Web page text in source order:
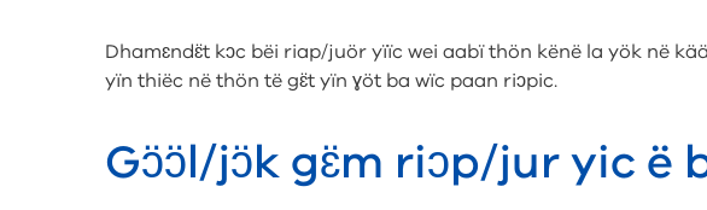
Dhamɛndɛ̈t kɔc bëi riap/juör yïïc wei aabï thön kënë la yök në
yïn thiëc në thön të gɛ̈t yïn ɣöt ba wïc paan riɔpic.
Gɔ̈ɔ̈l/jɔ̈k gɛ̈m riɔp/jur yic ë